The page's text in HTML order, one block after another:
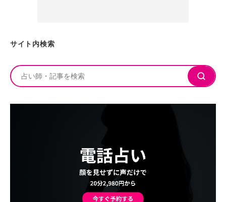
サイト内検索